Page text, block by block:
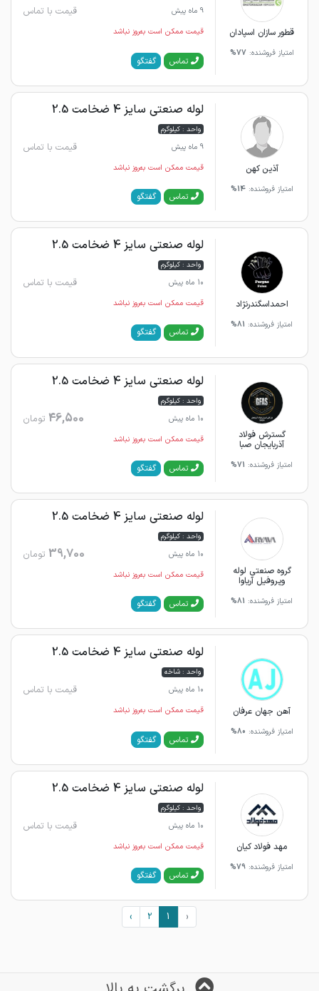
قطور سازان اسپادان
امتیاز فروشنده: 77%
9 ماه پیش
قیمت با تماس
قیمت ممکن است به‌روز نباشد
تماس گفتگو
آذین کهن
امتیاز فروشنده:14%
لوله صنعتی سایز 4 ضخامت 2.5
واحد : کیلوگرم
9 ماه پیش
قیمت با تماس
قیمت ممکن است به‌روز نباشد
تماس گفتگو
احمداسگندرنژاد
امتیاز فروشنده: 81%
لوله صنعتی سایز 4 ضخامت 2.5
واحد : کیلوگرم
10 ماه پیش
قیمت با تماس
قیمت ممکن است به‌روز نباشد
تماس گفتگو
گسترش فولاد
آذربایجان صبا
امتیاز فروشنده: 71%
لوله صنعتی سایز 4 ضخامت 2.5
واحد : کیلوگرم
10 ماه پیش
46,500 تومان
قیمت ممکن است به‌روز نباشد
تماس گفتگو
گروه صنعتی لوله
وپروفیل آریاوا
امتیاز فروشنده: 81%
لوله صنعتی سایز 4 ضخامت 2.5
واحد : کیلوگرم
10 ماه پیش
39,700 تومان
قیمت ممکن است به‌روز نباشد
تماس گفتگو
آهن جهان عرفان
امتیاز فروشنده: 80%
لوله صنعتی سایز 4 ضخامت 2.5
واحد : شاخه
10 ماه پیش
قیمت با تماس
قیمت ممکن است به‌روز نباشد
تماس گفتگو
مهد فولاد کیان
امتیاز فروشنده: 79%
لوله صنعتی سایز 4 ضخامت 2.5
واحد : کیلوگرم
10 ماه پیش
قیمت با تماس
قیمت ممکن است به‌روز نباشد
تماس گفتگو
‹
1
2
›